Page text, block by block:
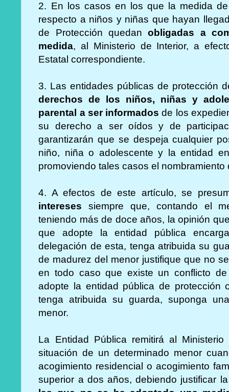
2. En los casos en los que la medida
respecto a niños y niñas que hayan
de Protección quedanobligadas a
medida, al Ministerio de Interior, a
Estatal correspondiente.
3. Las entidades públicas de protección
derechos de los niños, niñas y
parental a ser informadosde los
su derecho a ser oídos y de
garantizarán que se despeja cualquier
niño, niña o adolescente y la entidad
promoviendo tales casos el
4. A efectos de este artículo, se
interesessiempre que, contando el
teniendo más de doce años, la opinión
que adopte la entidad pública
delegación de esta, tenga atribuida su
de madurez del menor justifique que no
en todo caso que existe un conflicto
adopte la entidad pública de protección
tenga atribuida su guarda, suponga
menor.
La Entidad Pública remitirá al
situación de un determinado menor
acogimiento residencial o acogimiento
superior a dos años, debiendo justificar